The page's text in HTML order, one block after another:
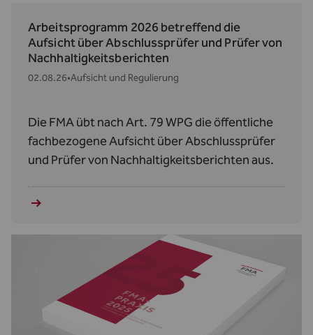
Arbeitsprogramm 2026 betreffend die
Aufsicht über Abschlussprüfer und Prüfer von
Nachhaltigkeitsberichten
02.08.26•Aufsicht und Regulierung
Die FMA übt nach Art. 79 WPG die öffentliche
fachbezogene Aufsicht über Abschlussprüfer
und Prüfer von Nachhaltigkeitsberichten aus.